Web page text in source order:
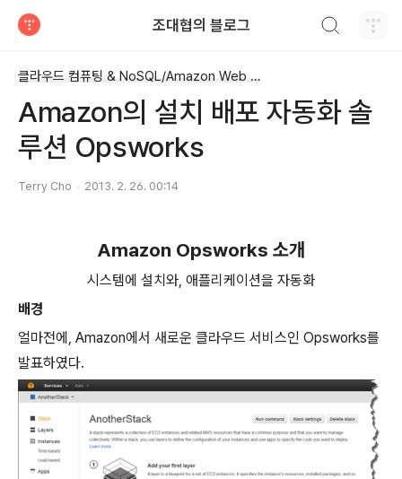
조대협의 블로그
클라우드 컴퓨팅 & NoSQL/Amazon Web Service
Amazon의 설치 배포 자동화 솔
루션 Opsworks
Terry Cho 2013. 2. 26. 00:14
Amazon Opsworks 소개
시스템에 설치와, 애플리케이션을 자동화
배경
얼마전에 , Amazon에서 새로운 클라우드 서비스인 Opsworks를
발표하였다.